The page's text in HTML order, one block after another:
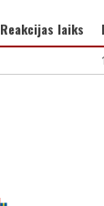
Reakcijas laiks
1